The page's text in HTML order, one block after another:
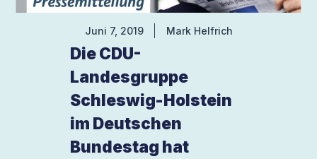
Juni 7, 2019 Mark Helfrich
Die CDU-
Landesgruppe
Schleswig-Holstein
im Deutschen
Bundestag hat